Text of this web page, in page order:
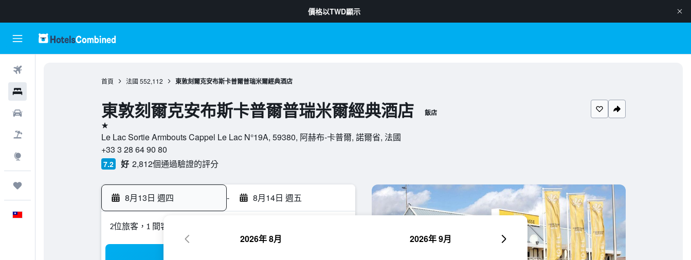
價格以TWD顯示
首頁 法國 552,112 東敦刻爾克安布斯卡普爾普瑞米爾經典酒店
東敦刻爾克安布斯卡普爾普瑞米爾經典酒店 飯店
1星級
Le Lac Sortie Armbouts Cappel Le Lac N°19A, 59380, 阿赫布-卡普爾, 諾爾省, 法國
+33 3 28 64 90 80
7.2 好 2,812個通過驗證的評分
8月13日 週四 - 8月14日 週五
2位旅客，1 間客房
2026年 8月 2026年 9月